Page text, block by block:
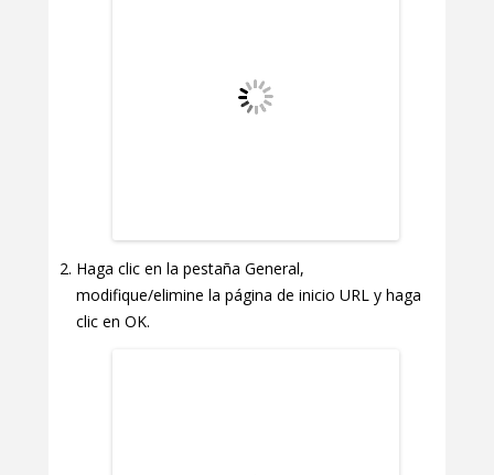
Haga clic en la pestaña General,
modifique/elimine la página de inicio URL y haga
clic en OK.